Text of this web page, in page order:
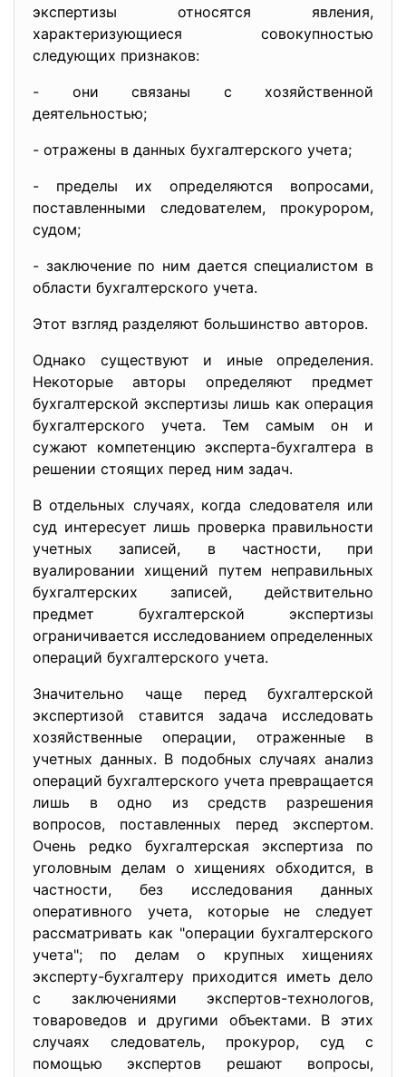
экспертизы относятся явления,
характеризующиеся совокупностью
следующих признаков:
- они связаны с хозяйственной
деятельностью;
- отражены в данных бухгалтерского учета;
- пределы их определяются вопросами,
поставленными следователем, прокурором,
судом;
- заключение по ним дается специалистом в
области бухгалтерского учета.
Этот взгляд разделяют большинство авторов.
Однако существуют и иные определения.
Некоторые авторы определяют предмет
бухгалтерской экспертизы лишь как операция
бухгалтерского учета. Тем самым он и
сужают компетенцию эксперта-бухгалтера в
решении стоящих перед ним задач.
В отдельных случаях, когда следователя или
суд интересует лишь проверка правильности
учетных записей, в частности, при
вуалировании хищений путем неправильных
бухгалтерских записей, действительно
предмет бухгалтерской экспертизы
ограничивается исследованием определенных
операций бухгалтерского учета.
Значительно чаще перед бухгалтерской
экспертизой ставится задача исследовать
хозяйственные операции, отраженные в
учетных данных. В подобных случаях анализ
операций бухгалтерского учета превращается
лишь в одно из средств разрешения
вопросов, поставленных перед экспертом.
Очень редко бухгалтерская экспертиза по
уголовным делам о хищениях обходится, в
частности, без исследования данных
оперативного учета, которые не следует
рассматривать как "операции бухгалтерского
учета"; по делам о крупных хищениях
эксперту-бухгалтеру приходится иметь дело
с заключениями экспертов-технологов,
товароведов и другими объектами. В этих
случаях следователь, прокурор, суд с
помощью экспертов решают вопросы,